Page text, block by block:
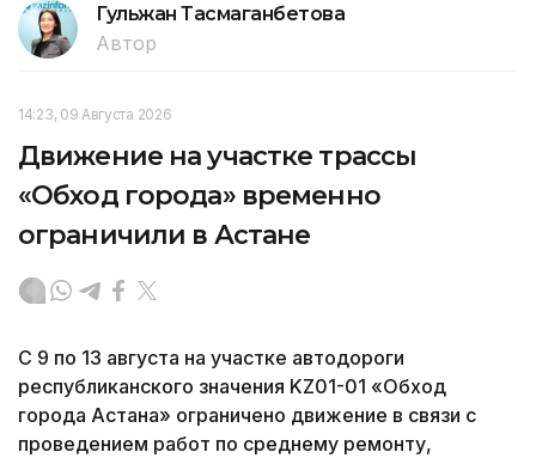
Гульжан Тасмаганбетова
Автор
14:23, 09 Августа 2026
Движение на участке трассы
«Обход города» временно
ограничили в Астане
С 9 по 13 августа на участке автодороги
республиканского значения KZ01-01 «Обход
города Астана» ограничено движение в связи с
проведением работ по среднему ремонту,